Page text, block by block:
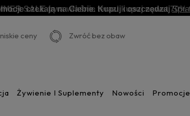
czekają na Ciebie. Kupuj i oszczędzaj
ceny Zwróć bez obaw
Żywienie I Suplementy Nowości Promocje